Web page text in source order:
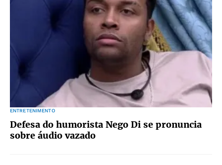
ENTRETENIMENTO
Defesa do humorista Nego Di se pronuncia
sobre áudio vazado